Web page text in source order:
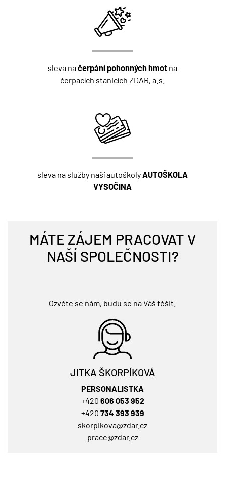
sleva načerpání pohonných hmot na
čerpacích stanicích ZDAR, a.s.
sleva na služby naší autoškolyAUTOŠKOLA
VYSOČINA
MÁTE ZÁJEM PRACOVAT V
NAŠÍ SPOLEČNOSTI?
Ozvěte se nám, budu se na Váš těšit.
JITKA ŠKORPÍKOVÁ
PERSONALISTKA
skorpikova@zdar.cz
prace@zdar.cz
+420 606 053 952
+420 734 393 939